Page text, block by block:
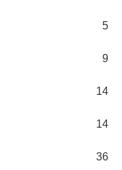
5
9
14
14
36